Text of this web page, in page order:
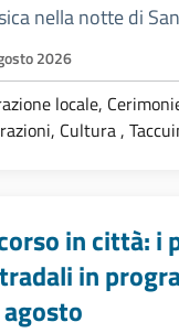
nella notte di
2026
locale,
Cultura,
in città: i
in